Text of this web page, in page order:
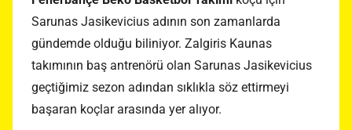
Sarunas Jasikevicius adının son zamanlarda
gündemde olduğu biliniyor. Zalgiris Kaunas
takımının baş antrenörü olan Sarunas Jasikevicius
geçtiğimiz sezon adından sıklıkla söz ettirmeyi
başaran koçlar arasında yer alıyor.